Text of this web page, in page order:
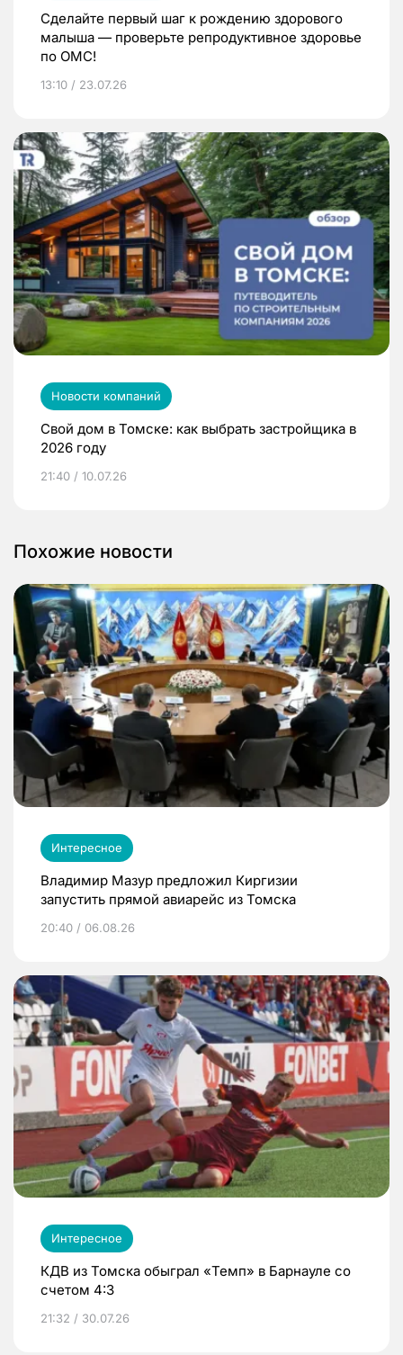
Сделайте первый шаг к рождению здорового
малыша — проверьте репродуктивное здоровье
по ОМС!
13:10 / 23.07.26
Новости компаний
Свой дом в Томске: как выбрать застройщика в
2026 году
21:40 / 10.07.26
Похожие новости
Интересное
Владимир Мазур предложил Киргизии
запустить прямой авиарейс из Томска
20:40 / 06.08.26
Интересное
КДВ из Томска обыграл «Темп» в Барнауле со
счетом 4:3
21:32 / 30.07.26